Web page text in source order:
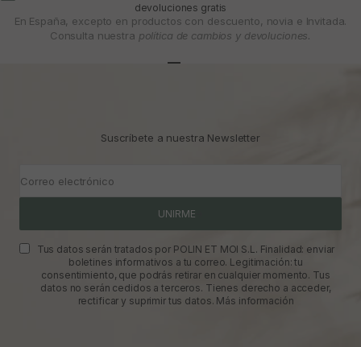
devoluciones gratis
En España, excepto en productos con descuento, novia e Invitada.
Consulta nuestra política de cambios y devoluciones.
Suscríbete a nuestra Newsletter
Correo electrónico
UNIRME
Tus datos serán tratados por POLIN ET MOI S.L. Finalidad: enviar
boletines informativos a tu correo. Legitimación: tu
consentimiento, que podrás retirar en cualquier momento. Tus
datos no serán cedidos a terceros. Tienes derecho a acceder,
rectificar y suprimir tus datos. Más información